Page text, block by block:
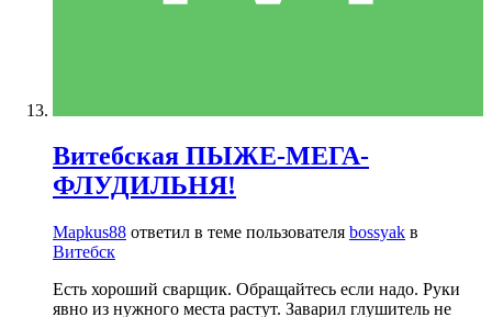
Витебская ПЫЖЕ-МЕГА-
ФЛУДИЛЬНЯ!
Mapkus88 ответил в теме пользователя bossyak в
Витебск
Есть хороший сварщик. Обращайтесь если надо. Руки
явно из нужного места растут. Заварил глушитель не